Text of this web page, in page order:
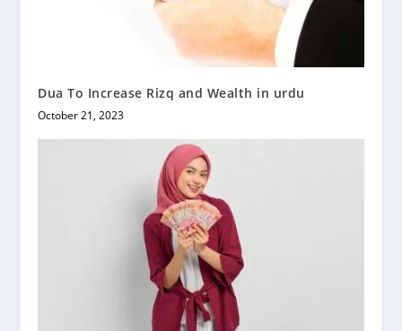
Dua To Increase Rizq and Wealth in urdu
October 21, 2023